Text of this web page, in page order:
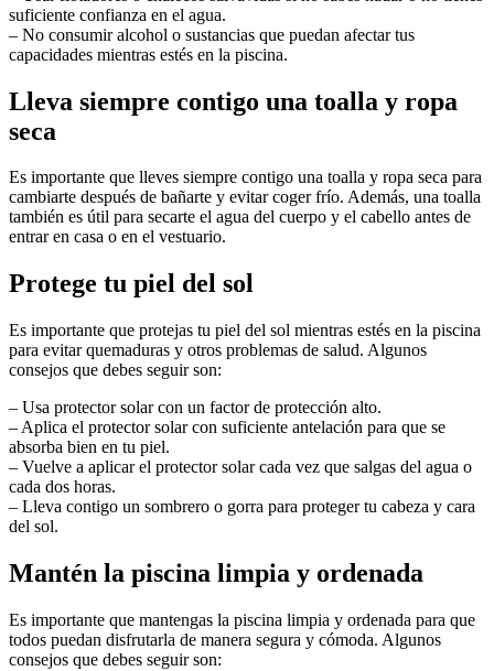
suficiente confianza en el agua.
– No consumir alcohol o sustancias que puedan afectar tus
capacidades mientras estés en la piscina.
Lleva siempre contigo una toalla y ropa
seca
Es importante que lleves siempre contigo una toalla y ropa seca para
cambiarte después de bañarte y evitar coger frío. Además, una toalla
también es útil para secarte el agua del cuerpo y el cabello antes de
entrar en casa o en el vestuario.
Protege tu piel del sol
Es importante que protejas tu piel del sol mientras estés en la piscina
para evitar quemaduras y otros problemas de salud. Algunos
consejos que debes seguir son:
– Usa protector solar con un factor de protección alto.
– Aplica el protector solar con suficiente antelación para que se
absorba bien en tu piel.
– Vuelve a aplicar el protector solar cada vez que salgas del agua o
cada dos horas.
– Lleva contigo un sombrero o gorra para proteger tu cabeza y cara
del sol.
Mantén la piscina limpia y ordenada
Es importante que mantengas la piscina limpia y ordenada para que
todos puedan disfrutarla de manera segura y cómoda. Algunos
consejos que debes seguir son: